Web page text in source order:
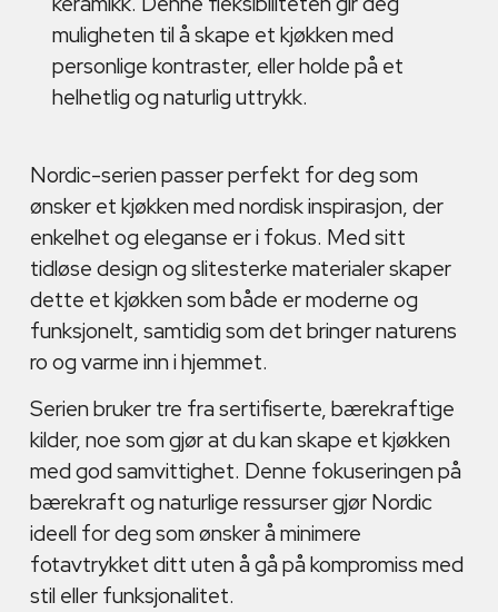
muligheten til å skape et kjøkken med
personlige kontraster, eller holde på et
helhetlig og naturlig uttrykk.
Nordic-serien passer perfekt for deg som
ønsker et kjøkken med nordisk inspirasjon, der
enkelhet og eleganse er i fokus. Med sitt
tidløse design og slitesterke materialer skaper
dette et kjøkken som både er moderne og
funksjonelt, samtidig som det bringer naturens
ro og varme inn i hjemmet.
Serien bruker tre fra sertifiserte, bærekraftige
kilder, noe som gjør at du kan skape et kjøkken
med god samvittighet. Denne fokuseringen på
bærekraft og naturlige ressurser gjør Nordic
ideell for deg som ønsker å minimere
fotavtrykket ditt uten å gå på kompromiss med
stil eller funksjonalitet.